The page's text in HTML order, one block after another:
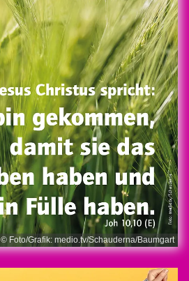
© Foto/Grafik: medio.tv/Schauderna/Baumgart